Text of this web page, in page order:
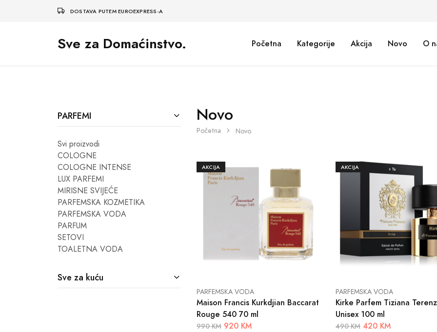
DOSTAVA PUTEM EUROEXPRESS-A
Sve za Domaćinstvo. Početna Kategorije Akcija Novo O
PARFEMI
Svi proizvodi
COLOGNE
COLOGNE INTENSE
LUX PARFEMI
MIRISNE SVIJEĆE
PARFEMSKA KOZMETIKA
PARFEMSKA VODA
PARFUM
SETOVI
TOALETNA VODA
Sve za kuću
Novo
Početna Novo
AKCIJA
PARFEMSKA VODA
Maison Francis Kurkdjian Baccarat
Rouge 540 70 ml
990 KM 920 KM
AKCIJA
PARFEMSKA VODA
Kirke Parfem Tiziana
Unisex 100 ml
490 KM 420 KM